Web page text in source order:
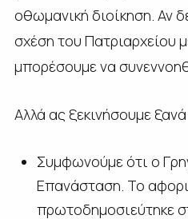
οθωμανική διοίκηση. Αν
σχέση του Πατριαρχείου
μπορέσουμε να
Αλλά ας ξεκινήσουμε
Συμφωνούμε ότι ο
Επανάσταση. Το
πρωτοδημοσιεύτηκε